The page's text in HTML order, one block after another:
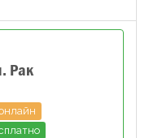
Рак